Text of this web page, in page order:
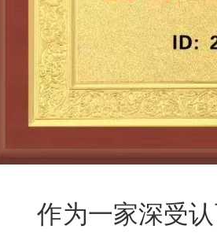
作为一家深受认